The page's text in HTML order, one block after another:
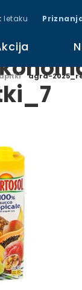
letaku
agra-